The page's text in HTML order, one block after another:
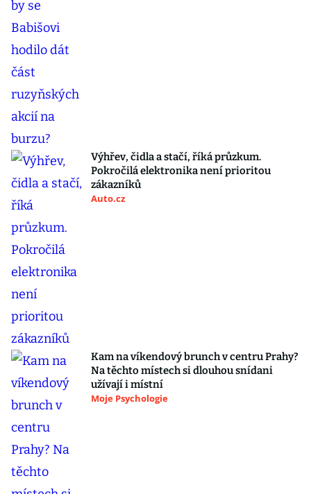
Výhřev, čidla a stačí, říká průzkum.
Pokročilá elektronika není prioritou
zákazníků
Auto.cz
Kam na víkendový brunch v centru Prahy?
Na těchto místech si dlouhou snídani
užívají i místní
Moje Psychologie